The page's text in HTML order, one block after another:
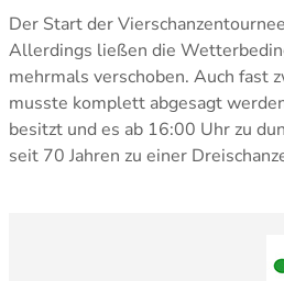
Der Start der
Allerdings ließen die
mehrmals verschoben. Auch fast
musste komplett abgesagt
besitzt und es ab 16:00 Uhr zu
seit 70 Jahren zu einer